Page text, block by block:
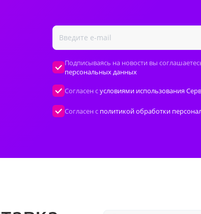
Подписываясь на новости вы
персональных данных
Согласен сусловиями использования
Согласен с политикой обработки